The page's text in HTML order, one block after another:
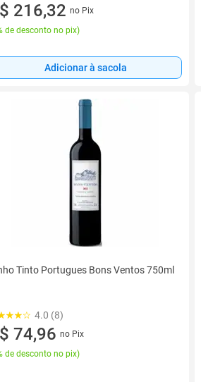
216,32 no Pix
de desconto no pix)
Adicionar à sacola
Tinto Portugues Bons Ventos 750ml
4.0 (8)
74,96 no Pix
de desconto no pix)